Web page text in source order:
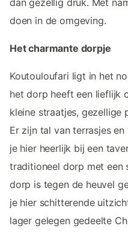
dan gezellig druk. Met
doen in de omgeving.
Het charmante dorpje
Koutouloufari ligt in het
het dorp heeft een lieflijk
kleine straatjes, gezellige
Er zijn tal van terrasjes
je hier heerlijk bij een
traditioneel dorp met een
dorp is tegen de heuvel
je hier schitterende
lager gelegen gedeelte